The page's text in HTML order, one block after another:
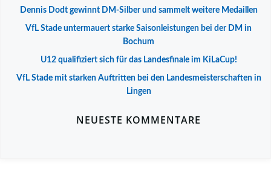
Dennis Dodt gewinnt DM-Silber und sammelt weitere Medaillen
VfL Stade untermauert starke Saisonleistungen bei der DM in
Bochum
U12 qualifiziert sich für das Landesfinale im KiLaCup!
VfL Stade mit starken Auftritten bei den Landesmeisterschaften in
Lingen
NEUESTE KOMMENTARE